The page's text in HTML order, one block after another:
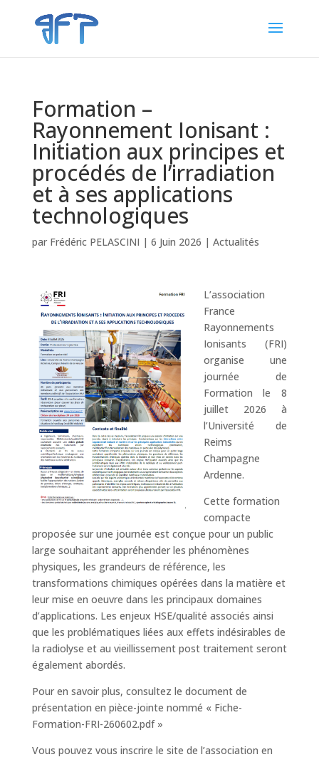
Formation –
Rayonnement Ionisant :
Initiation aux principes et
procédés de l’irradiation
et à ses applications
technologiques
par Frédéric PELASCINI | 6 Juin 2026 | Actualités
L’association
France
Rayonnements
Ionisants (FRI)
organise une
journée de
Formation le 8
juillet 2026 à
l’Université de
Reims
Champagne
Ardenne.
Cette formation
compacte
proposée sur une journée est conçue pour un public
large souhaitant appréhender les phénomènes
physiques, les grandeurs de référence, les
transformations chimiques opérées dans la matière et
leur mise en oeuvre dans les principaux domaines
d’applications. Les enjeux HSE/qualité associés ainsi
que les problématiques liées aux effets indésirables de
la radiolyse et au vieillissement post traitement seront
également abordés.
Pour en savoir plus, consultez le document de
présentation en pièce-jointe nommé « Fiche-
Formation-FRI-260602.pdf »
Vous pouvez vous inscrire le site de l’association en